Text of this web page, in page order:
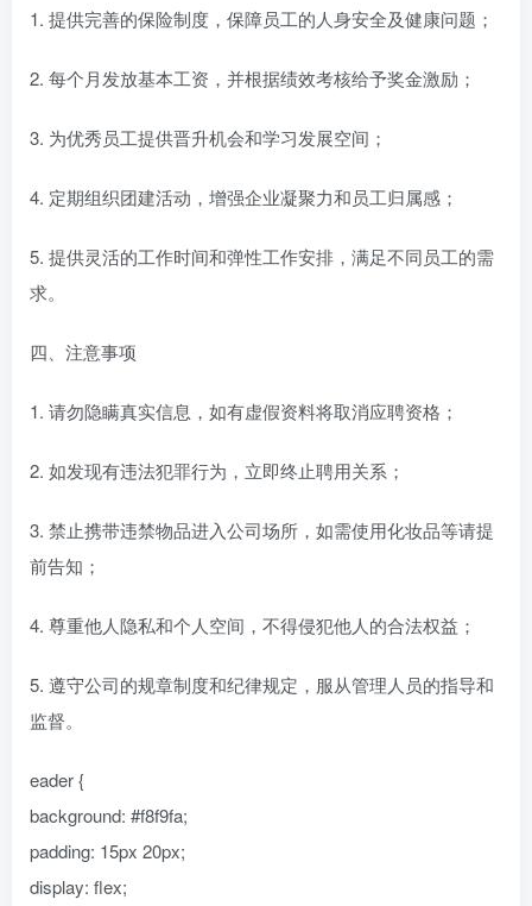
1. 提供完善的保险制度，保障员工的人身安全及健康问题；
2. 每个月发放基本工资，并根据绩效考核给予奖金激励；
3. 为优秀员工提供晋升机会和学习发展空间；
4. 定期组织团建活动，增强企业凝聚力和员工归属感；
5. 提供灵活的工作时间和弹性工作安排，满足不同员工的需
求。
四、注意事项
1. 请勿隐瞒真实信息，如有虚假资料将取消应聘资格；
2. 如发现有违法犯罪行为，立即终止聘用关系；
3. 禁止携带违禁物品进入公司场所，如需使用化妆品等请提
前告知；
4. 尊重他人隐私和个人空间，不得侵犯他人的合法权益；
5. 遵守公司的规章制度和纪律规定，服从管理人员的指导和
监督。
eader {
background: #f8f9fa;
padding: 15px 20px;
display: flex;